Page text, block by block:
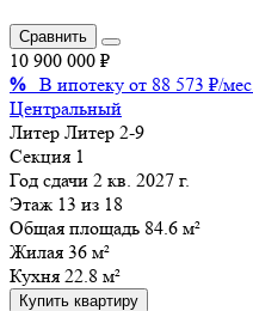
Сравнить
10 900 000 ₽
%В ипотеку от 88 573 ₽/мес.
Центральный
Литер Литер 2-9
Секция 1
Год сдачи 2 кв. 2027 г.
Этаж 13 из 18
Общая площадь 84.6 м²
Жилая 36 м²
Кухня 22.8 м²
Купить квартиру